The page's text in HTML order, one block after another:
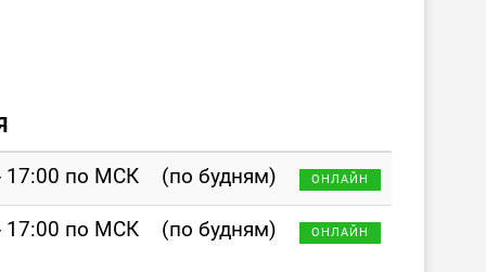
17:00 по МСК (по будням) ОНЛАЙН
17:00 по МСК (по будням) ОНЛАЙН